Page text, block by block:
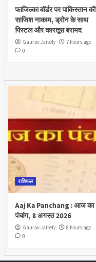
फाजिल्का बॉर्डर पर पाकिस्तान की
साजिश नाकाम, ड्रोन के साथ
पिस्टल और कारतूस बरामद
Gaurav Jaitely
7 hours ago
0
राशिफल
Aaj Ka Panchang : आज का
पंचांग, 8 अगस्त 2026
Gaurav Jaitely
8 hours ago
0